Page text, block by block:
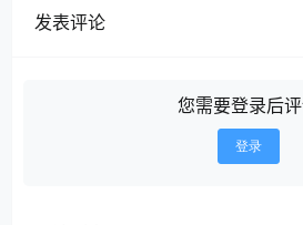
发表评论
您需要登录后
登录